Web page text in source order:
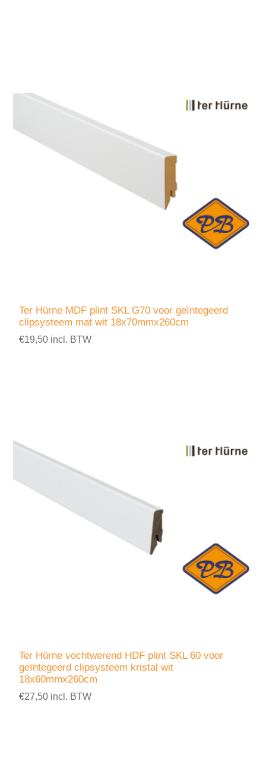
Ter Hürne MDF plint SKL G70 voor geïntegeerd
clipsysteem mat wit 18x70mmx260cm
€19,50 incl. BTW
Ter Hürne vochtwerend HDF plint SKL 60 voor
geïntegeerd clipsysteem kristal wit
18x60mmx260cm
€27,50 incl. BTW